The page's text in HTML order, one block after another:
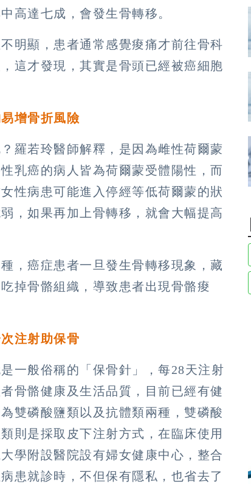
高達七成，會發生骨轉移。
明顯，患者通常感覺痠痛才前往骨科
這才發現，其實是骨頭已經被癌細胞
增骨折風險
羅若玲醫師解釋，是因為雌性荷爾蒙
乳癌的病人皆為荷爾蒙受體陽性，而
性病患可能進入停經等低荷爾蒙的狀
，如果再加上骨轉移，就會大幅提高
，癌症患者一旦發生骨轉移現象，藏
掉骨骼組織，導致患者出現骨骼痠
注射助保骨
一般俗稱的「保骨針」，每28天注射
骨骼健康及生活品質，目前已經有健
雙磷酸鹽類以及抗體類兩種，雙磷酸
則是採取皮下注射方式，在臨床使用
學附設醫院設有婦女健康中心，整合
患就診時，不但保有隱私，也省去了